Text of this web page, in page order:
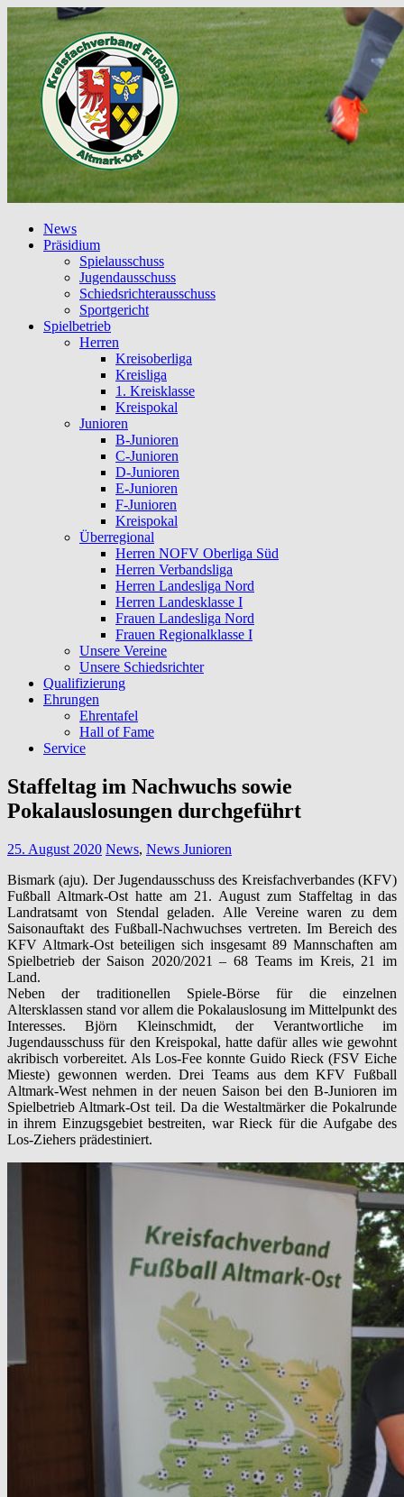
News
Präsidium
Spielausschuss
Jugendausschuss
Schiedsrichterausschuss
Sportgericht
Spielbetrieb
Herren
Kreisoberliga
Kreisliga
1. Kreisklasse
Kreispokal
Junioren
B-Junioren
C-Junioren
D-Junioren
E-Junioren
F-Junioren
Kreispokal
Überregional
Herren NOFV Oberliga Süd
Herren Verbandsliga
Herren Landesliga Nord
Herren Landesklasse I
Frauen Landesliga Nord
Frauen Regionalklasse I
Unsere Vereine
Unsere Schiedsrichter
Qualifizierung
Ehrungen
Ehrentafel
Hall of Fame
Service
Staffeltag im Nachwuchs sowie
Pokalauslosungen durchgeführt
25. August 2020 News, News Junioren
Bismark (aju). Der Jugendausschuss des Kreisfachverbandes (KFV)
Fußball Altmark-Ost hatte am 21. August zum Staffeltag in das
Landratsamt von Stendal geladen. Alle Vereine waren zu dem
Saisonauftakt des Fußball-Nachwuchses vertreten. Im Bereich des
KFV Altmark-Ost beteiligen sich insgesamt 89 Mannschaften am
Spielbetrieb der Saison 2020/2021 – 68 Teams im Kreis, 21 im
Land.
Neben der traditionellen Spiele-Börse für die einzelnen
Altersklassen stand vor allem die Pokalauslosung im Mittelpunkt des
Interesses. Björn Kleinschmidt, der Verantwortliche im
Jugendausschuss für den Kreispokal, hatte dafür alles wie gewohnt
akribisch vorbereitet. Als Los-Fee konnte Guido Rieck (FSV Eiche
Mieste) gewonnen werden. Drei Teams aus dem KFV Fußball
Altmark-West nehmen in der neuen Saison bei den B-Junioren im
Spielbetrieb Altmark-Ost teil. Da die Westaltmärker die Pokalrunde
in ihrem Einzugsgebiet bestreiten, war Rieck für die Aufgabe des
Los-Ziehers prädestiniert.